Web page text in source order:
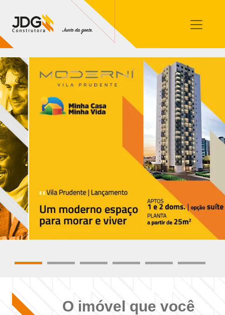
Contato
Sobre nós
Blog
O imóvel que você